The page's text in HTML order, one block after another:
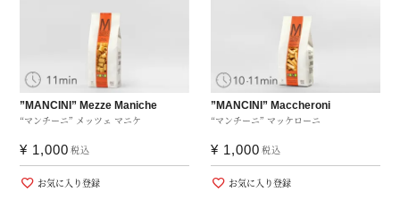
“マンチーニ” メッツェ マニケ
”MANCINI” Mezze Maniche
¥ 1,000 税込
お気に入り登録
“マンチーニ” マッケローニ
”MANCINI” Maccheroni
¥ 1,000 税込
お気に入り登録